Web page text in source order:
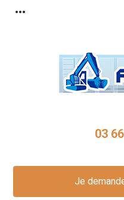
more_horiz
03
Je